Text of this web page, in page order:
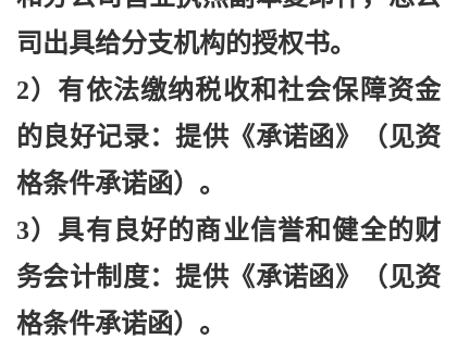
司出具给分支机构的授权书。
2）有依法缴纳税收和社会保障资金
的良好记录：提供《承诺函》（见资
格条件承诺函）。
3）具有良好的商业信誉和健全的财
务会计制度：提供《承诺函》（见资
格条件承诺函）。